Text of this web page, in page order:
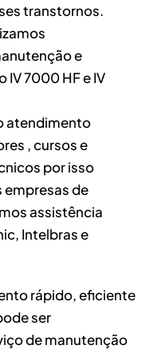
transtornos.
e
7000 HF e IV
atendimento
, cursos e
por isso
empresas de
assistência
Intelbras e
rápido, eficiente
ser
de manutenção